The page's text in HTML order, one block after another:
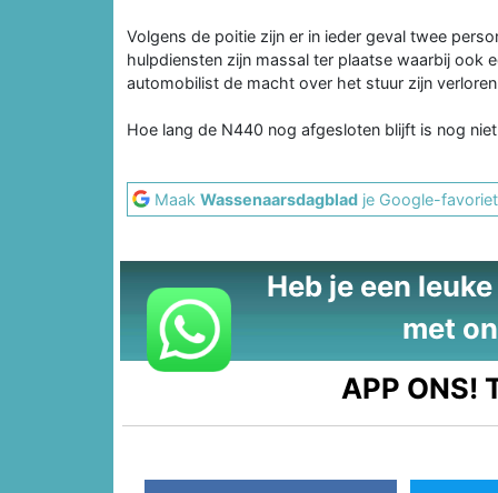
Volgens de poitie zijn er in ieder geval twee
hulpdiensten zijn massal ter plaatse waarbij ook
automobilist de macht over het stuur zijn
Hoe lang de N440 nog afgesloten blijft is nog
Maak Wassenaarsdagblad je Google-favoriet
Heb je een
met
APP ONS!